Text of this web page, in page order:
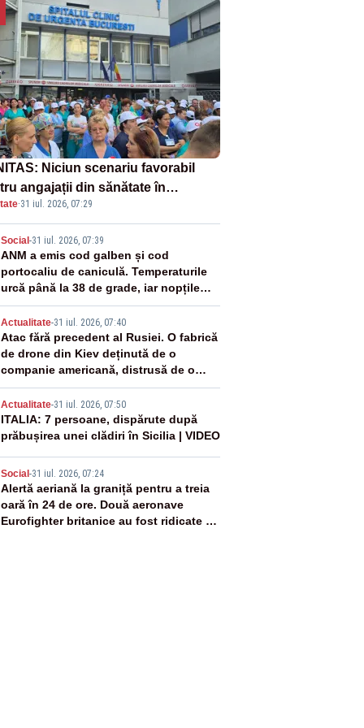
Niciun scenariu favorabil
angajații din sănătate în
Legii salarizării
·31 iul. 2026, 07:29
Social -31 iul. 2026, 07:39
ANM a emis cod galben și cod
portocaliu de caniculă. Temperaturile
urcă până la 38 de grade, iar nopțile
devin tropicale
Actualitate-31 iul. 2026, 07:40
Atac fără precedent al Rusiei. O fabrică
de drone din Kiev deținută de o
companie americană, distrusă de o
rachetă rusească
Actualitate-31 iul. 2026, 07:50
ITALIA: 7 persoane, dispărute după
prăbușirea unei clădiri în Sicilia | VIDEO
Social -31 iul. 2026, 07:24
Alertă aeriană la graniță pentru a treia
oară în 24 de ore. Două aeronave
Eurofighter britanice au fost ridicate de